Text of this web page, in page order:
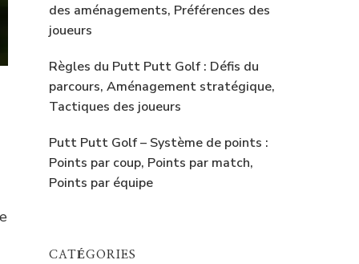
des aménagements, Préférences des
joueurs
Règles du Putt Putt Golf : Défis du
parcours, Aménagement stratégique,
Tactiques des joueurs
Putt Putt Golf – Système de points :
Points par coup, Points par match,
Points par équipe
CATÉGORIES